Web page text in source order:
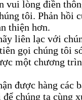
vui lòng điền
tôi. Phản hồi
thiện hơn.
liên lạc với
gọi chúng tôi
một chương
được hàng các
để chúng ta cùng